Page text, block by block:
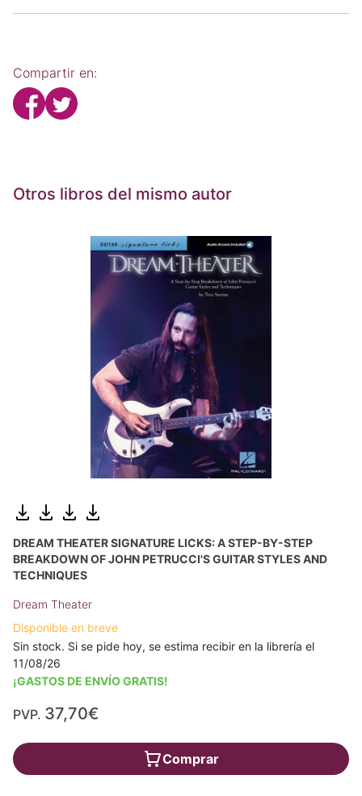
Compartir en:
Otros libros del mismo autor
DREAM THEATER SIGNATURE LICKS: A STEP-BY-STEP
BREAKDOWN OF JOHN PETRUCCI'S GUITAR STYLES AND
TECHNIQUES
Dream Theater
Disponible en breve
Sin stock. Si se pide hoy, se estima recibir en la librería el
11/08/26
¡GASTOS DE ENVÍO GRATIS!
PVP. 37,70€
Comprar